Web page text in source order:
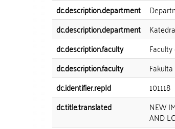
dc.description.department
dc.description.department
dc.description.faculty
dc.description.faculty
dc.identifier.repId
101118
dc.title.translated
NEW
AND